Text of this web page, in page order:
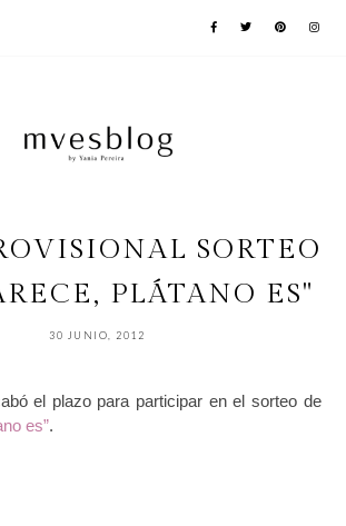
SORTEO
PLÁTANO ES"
30 JUNIO, 2012
el plazo para participar en el sorteo de
es”.